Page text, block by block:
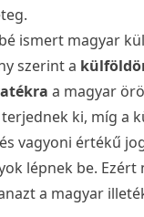
ismert magyar
szerint a
a magyar
ki, míg a
vagyoni értékű
lépnek be. Ezért
a magyar